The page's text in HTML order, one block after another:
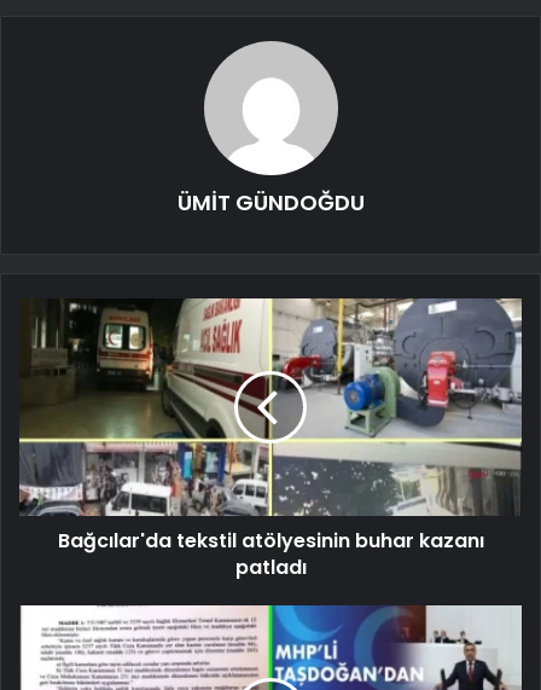
ÜMİT GÜNDOĞDU
Bağcılar'da tekstil atölyesinin buhar kazanı
patladı